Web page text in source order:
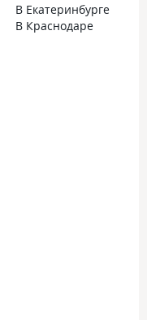
В Екатеринбурге
В Краснодаре